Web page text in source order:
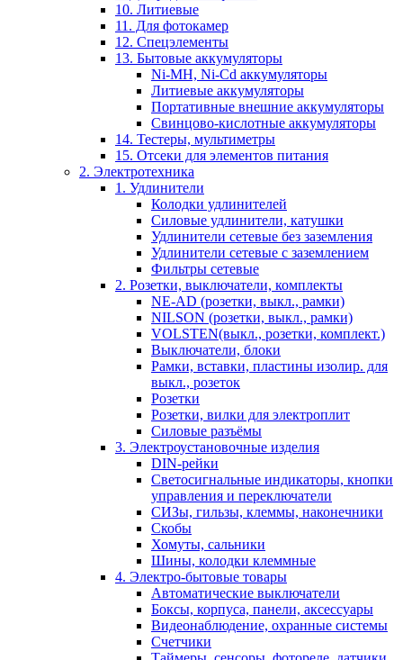
10. Литиевые
11. Для фотокамер
12. Спецэлементы
13. Бытовые аккумуляторы
Ni-MH, Ni-Cd аккумуляторы
Литиевые аккумуляторы
Портативные внешние аккумуляторы
Свинцово-кислотные аккумуляторы
14. Тестеры, мультиметры
15. Отсеки для элементов питания
2. Электротехника
1. Удлинители
Колодки удлинителей
Силовые удлинители, катушки
Удлинители сетевые без заземления
Удлинители сетевые с заземлением
Фильтры сетевые
2. Розетки, выключатели, комплекты
NE-AD (розетки, выкл., рамки)
NILSON (розетки, выкл., рамки)
VOLSTEN(выкл., розетки, комплект.)
Выключатели, блоки
Рамки, вставки, пластины изолир. для
выкл., розеток
Розетки
Розетки, вилки для электроплит
Силовые разъёмы
3. Электроустановочные изделия
DIN-рейки
Светосигнальные индикаторы, кнопки
управления и переключатели
СИЗы, гильзы, клеммы, наконечники
Скобы
Хомуты, сальники
Шины, колодки клеммные
4. Электро-бытовые товары
Автоматические выключатели
Боксы, корпуса, панели, аксессуары
Видеонаблюдение, охранные системы
Счетчики